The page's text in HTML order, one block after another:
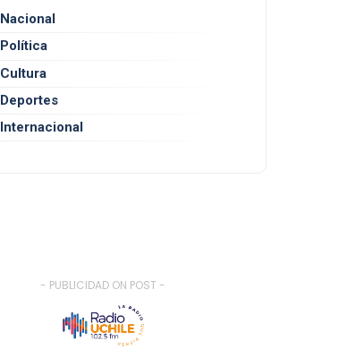
Nacional
Política
Cultura
Deportes
Internacional
- PUBLICIDAD ON POST -